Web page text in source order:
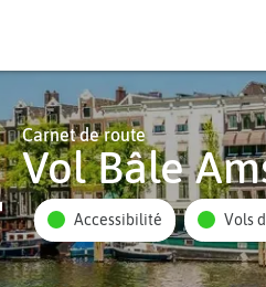
Carnet de route
Vol Bâle
Accessibilité Vols